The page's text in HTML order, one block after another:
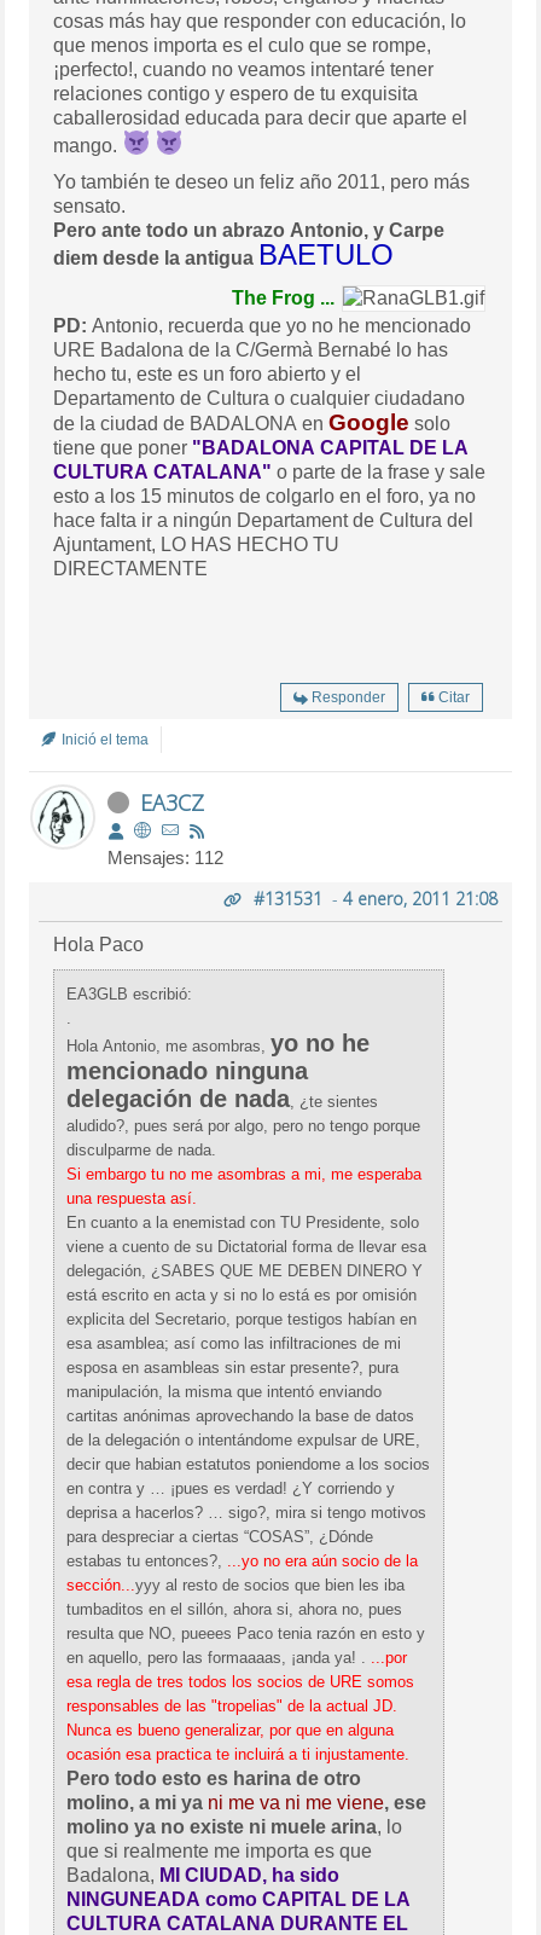
cosas más hay que responder con educación, lo
que menos importa es el culo que se rompe,
¡perfecto!, cuando no veamos intentaré tener
relaciones contigo y espero de tu exquisita
caballerosidad educada para decir que aparte el
mango.
Yo también te deseo un feliz año 2011, pero más
sensato.
Pero ante todo un abrazo Antonio, y Carpe
diem desde la antigua BAETULO
The Frog ...
PD: Antonio, recuerda que yo no he mencionado
URE Badalona de la C/Germà Bernabé lo has
hecho tu, este es un foro abierto y el
Departamento de Cultura o cualquier ciudadano
de la ciudad de BADALONA enGoogle solo
tiene que poner "BADALONA CAPITAL DE LA
CULTURA CATALANA" o parte de la frase y sale
esto a los 15 minutos de colgarlo en el foro, ya no
hace falta ir a ningún Departament de Cultura del
Ajuntament, LO HAS HECHO TU
DIRECTAMENTE
Responder Citar
Inició el tema
EA3CZ
Mensajes: 112
#131531 - 4 enero, 2011 21:08
Hola Paco
EA3GLB escribió:
Hola Antonio, me asombras,yo no he
mencionado ninguna
delegación de nada, ¿te sientes
aludido?, pues será por algo, pero no tengo porque
disculparme de nada.
Si embargo tu no me asombras a mi, me esperaba
una respuesta así.
En cuanto a la enemistad con TU Presidente, solo
viene a cuento de su Dictatorial forma de llevar esa
delegación, ¿SABES QUE ME DEBEN DINERO Y
está escrito en acta y si no lo está es por omisión
explicita del Secretario, porque testigos habían en
esa asamblea; así como las infiltraciones de mi
esposa en asambleas sin estar presente?, pura
manipulación, la misma que intentó enviando
cartitas anónimas aprovechando la base de datos
de la delegación o intentándome expulsar de URE,
decir que habian estatutos poniendome a los socios
en contra y … ¡pues es verdad! ¿Y corriendo y
deprisa a hacerlos? … sigo?, mira si tengo motivos
para despreciar a ciertas “COSAS”, ¿Dónde
estabas tu entonces?,
...yo no era aún socio de la
sección...yyy al resto de socios que bien les iba
tumbaditos en el sillón, ahora si, ahora no, pues
resulta que NO, pueees Paco tenia razón en esto y
en aquello, pero las formaaaas, ¡anda ya! .
...por
esa regla de tres todos los socios de URE somos
responsables de las "tropelias" de la actual JD.
Nunca es bueno generalizar, por que en alguna
ocasión esa practica te incluirá a ti injustamente.
Pero todo esto es harina de otro
molino, a mi ya ni me va ni me viene, ese
molino ya no existe ni muele arina, lo
que si realmente me importa es que
Badalona, MI CIUDAD, ha sido
NINGUNEADA como CAPITAL DE LA
CULTURA CATALANA DURANTE EL